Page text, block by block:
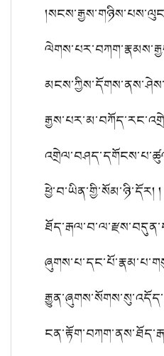
ཕྱེ་བ་ཡིན་གྱི་སོམ་ཉི་དོར། །